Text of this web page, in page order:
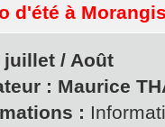
d'été à
juillet / Août
: Maurice
: